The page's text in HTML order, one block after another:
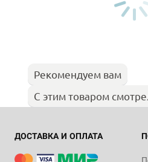
Рекомендуем вам
С этим товаром
ДОСТАВКА И ОПЛАТА